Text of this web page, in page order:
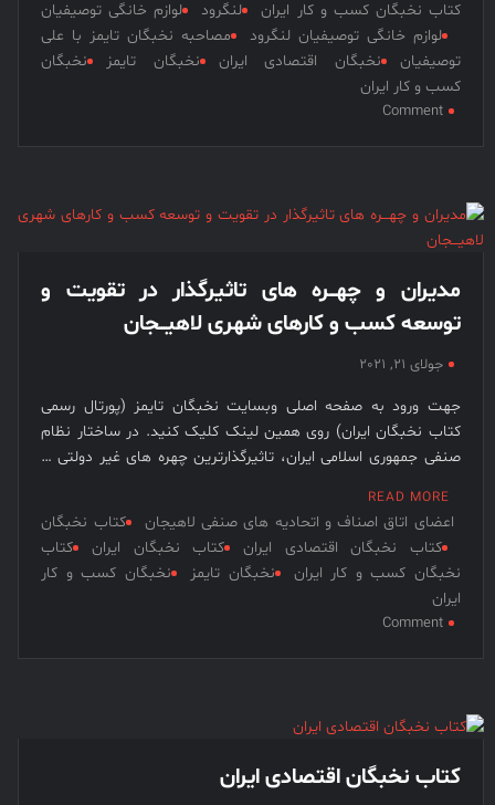
کتاب نخبگان کسب و کار ایران لنگرود
لوازم خانگی توصیفیان
لوازم خانگی توصیفیان لنگرود
مصاحبه نخبگان تایمز با علی
توصیفیان
نخبگان اقتصادی ایران نخبگان تایمز
نخبگان
کسب و کار ایران
Comment
و
مالک
توصیفیان
مدیران و چهـــره های تاثیرگذار در تقویت و
توسعه کسب و کارهای شهری لاهیـــجان
جولای 21, 2021
جهت ورود به صفحه اصلی وبسایت نخبگان تایمز (پورتال رسمی
کتاب نخبگان ایران) روی همین لینک کلیک کنید. در ساختار نظام
صنفی جمهوری اسلامی ایران، تاثیرگذارترین چهره های غیر دولتی …
READ MORE
اعضای اتاق اصناف و اتحادیه های صنفی لاهیجان
کتاب نخبگان
کتاب نخبگان اقتصادی ایران
کتاب نخبگان ایران
کتاب
نخبگان کسب و کار ایران
نخبگان تایمز
نخبگان کسب و کار
ایران
Comment
های
در
تقویت
کتاب نخبگان اقتصادی ایران